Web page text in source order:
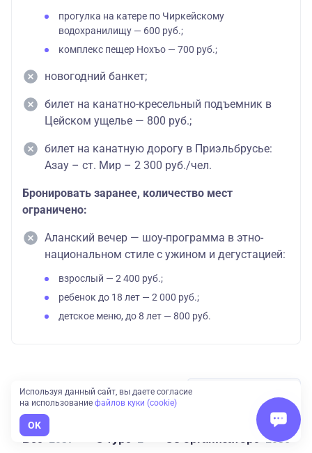
прогулка на катере по Чиркейскому
водохранилищу — 600 руб.;
комплекс пещер Нохъо — 700 руб.;
новогодний банкет;
билет на канатно-кресельный подъемник в
Цейском ущелье — 800 руб.;
билет на канатную дорогу в Приэльбрусье:
Азау – ст. Мир – 2 300 руб./чел.
Бронировать заранее, количество мест
ограничено:
Аланский вечер — шоу-программа в этно-
национальном стиле с ужином и дегустацией:
взрослый — 2 400 руб.;
ребенок до 18 лет — 2 000 руб.;
детское меню, до 8 лет — 800 руб.
Отзывы
Все 1056
Используя данный сайт, вы даете согласие
на использование файлов куки (cookie)
OK